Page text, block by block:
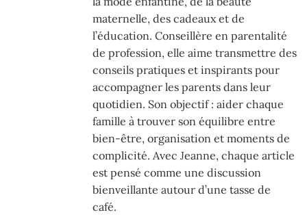
maternelle, des cadeaux et de
l’éducation. Conseillère en parentalité
de profession, elle aime transmettre des
conseils pratiques et inspirants pour
accompagner les parents dans leur
quotidien. Son objectif : aider chaque
famille à trouver son équilibre entre
bien-être, organisation et moments de
complicité. Avec Jeanne, chaque article
est pensé comme une discussion
bienveillante autour d’une tasse de
café.